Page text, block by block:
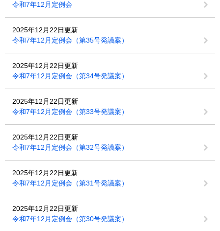
令和7年12月定例会
2025年12月22日更新
令和7年12月定例会（第35号発議案）
2025年12月22日更新
令和7年12月定例会（第34号発議案）
2025年12月22日更新
令和7年12月定例会（第33号発議案）
2025年12月22日更新
令和7年12月定例会（第32号発議案）
2025年12月22日更新
令和7年12月定例会（第31号発議案）
2025年12月22日更新
令和7年12月定例会（第30号発議案）